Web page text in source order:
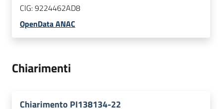
CIG:9224462AD8
OpenData ANAC
Chiarimenti
Chiarimento PI138134-22